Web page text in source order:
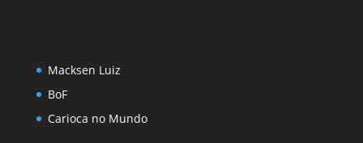
Macksen Luiz
BoF
Carioca no Mundo